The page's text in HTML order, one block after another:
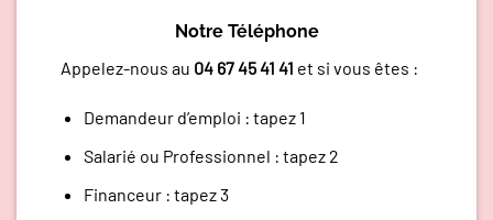
Notre Téléphone
Appelez-nous au 04 67 45 41 41 et si vous êtes :
Demandeur d’emploi : tapez 1
Salarié ou Professionnel : tapez 2
Financeur : tapez 3